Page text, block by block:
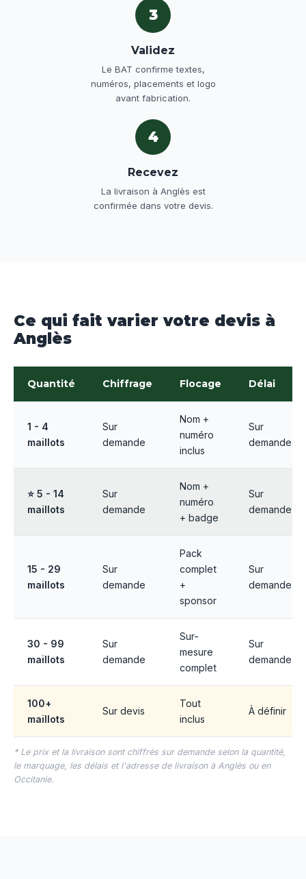
3
Validez
Le BAT confirme textes,
numéros, placements et logo
avant fabrication.
4
Recevez
La livraison à Anglès est
confirmée dans votre devis.
Ce qui fait varier votre devis à
Anglès
Quantité Chiffrage Flocage Délai
1 - 4
maillots
Sur
demande
Nom +
numéro
inclus
Sur
demande
⭐ 5 - 14
maillots
Sur
demande
Nom +
numéro
+ badge
Sur
demande
15 - 29
maillots
Sur
demande
Pack
complet
+
sponsor
Sur
demande
30 - 99
maillots
Sur
demande
Sur-
mesure
complet
Sur
demande
100+
maillots
Sur devis
Tout
inclus
À définir
* Le prix et la livraison sont chiffrés sur demande selon la quantité,
le marquage, les délais et l'adresse de livraison à Anglès ou en
Occitanie.